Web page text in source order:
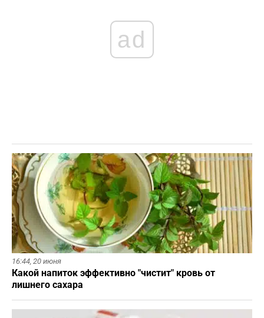
ad
16:44, 20 июня
Какой напиток эффективно "чистит" кровь от
лишнего сахара